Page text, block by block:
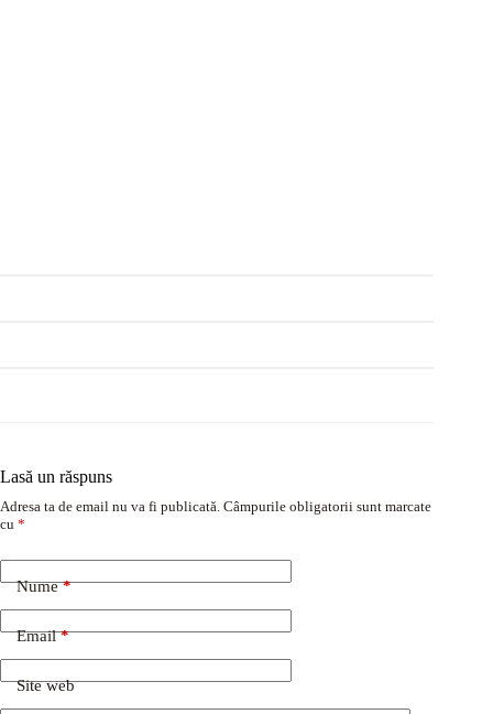
Lasă un răspuns
Adresa ta de email nu va fi publicată. Câmpurile obligatorii sunt marcate
cu *
Nume*
Email*
Site web